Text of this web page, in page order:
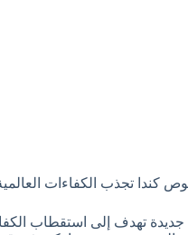
كندا تجذب الكفاءات